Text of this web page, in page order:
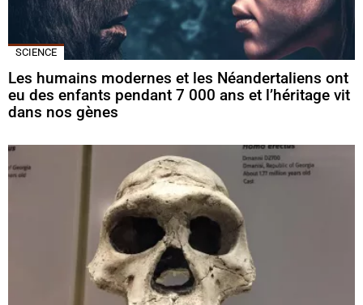
SCIENCE
Les humains modernes et les Néandertaliens ont
eu des enfants pendant 7 000 ans et l’héritage vit
dans nos gènes